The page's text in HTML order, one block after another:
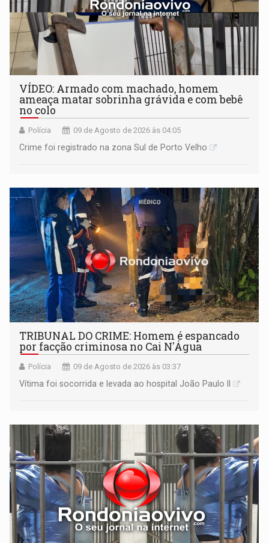
VÍDEO: Armado com machado, homem
ameaça matar sobrinha grávida e com bebê
no colo
Polícia 09 de Agosto de 2026 às 04:05
Crime foi registrado na zona Sul de Porto Velho
TRIBUNAL DO CRIME: Homem é espancado
por facção criminosa no Cai N'Água
Polícia 09 de Agosto de 2026 às 03:37
Vítima foi socorrida e levada ao hospital João Paulo II